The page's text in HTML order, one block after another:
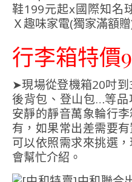
行李箱特價
➤現場從登機箱20吋
後背包、登山包…等
安靜的靜音萬象輪行
有，如果常出差需要
可以依照需求來挑選
會幫忙介紹。